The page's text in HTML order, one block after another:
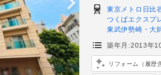
東京メトロ日比
つくばエクスプ
東武伊勢崎・大
築年月:2013年
リフォーム（履歴